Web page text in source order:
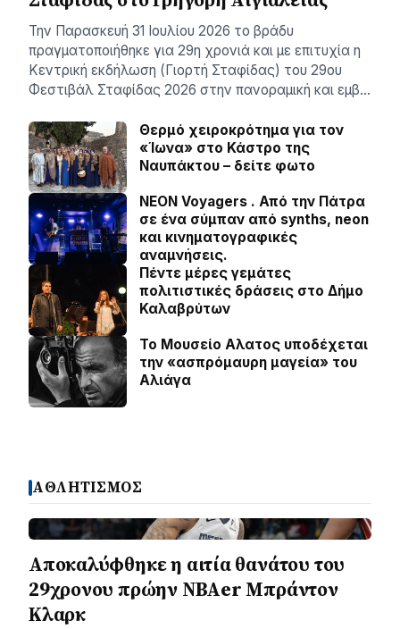
Την Παρασκευή 31 Ιουλίου 2026 το βράδυ
πραγματοποιήθηκε για 29η χρονιά και με επιτυχία η
Κεντρική εκδήλωση (Γιορτή Σταφίδας) του 29ου
Φεστιβάλ Σταφίδας 2026 στην πανοραμική και εμβ…
Θερμό χειροκρότημα για τον
«Ίωνα» στο Κάστρο της
Ναυπάκτου – δείτε φωτο
NEON Voyagers . Από την Πάτρα
σε ένα σύμπαν από synths, neon
και κινηματογραφικές
αναμνήσεις.
Πέντε μέρες γεμάτες
πολιτιστικές δράσεις στο Δήμο
Καλαβρύτων
Το Μουσείο Αλατος υποδέχεται
την «ασπρόμαυρη μαγεία» του
Αλιάγα
ΑΘΛΗΤΙΣΜΟΣ
Αποκαλύφθηκε η αιτία θανάτου του
29χρονου πρώην NBAer Μπράντον
Κλαρκ